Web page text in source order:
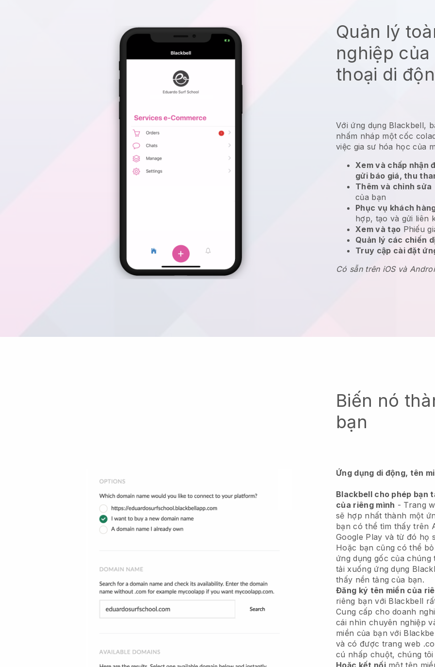
Quản lý
nghiệp
thoại di
Với ứng dụng Blackbell,
nhấm nháp một cốc
việc gia sư hóa học của
Xem và chấp nhận
gửi báo giá, thu
Thêm và chỉnh sửa
của bạn
Phục vụ khách
hợp, tạo và gửi liên
Xem và tạo Phiếu
Quản lý các chiến
Truy cập cài đặt
Có sẵn trên iOS và
Biến nó
bạn
Ứng dụng di động, tên
Blackbell cho phép bạn
của riêng mình - Trang
sẽ hợp nhất thành một
bạn có thể tìm thấy trên
Google Play và từ đó họ
Hoặc bạn cũng có thể
ứng dụng gốc của
tải xuống ứng dụng
thấy nền tảng của bạn.
Đăng ký tên miền của
riêng bạn với Blackbell
Cung cấp cho doanh
cái nhìn chuyên nghiệp
miền của bạn với
và có được trang web
cú nhấp chuột, chúng
Hoặc kết nốimột tên